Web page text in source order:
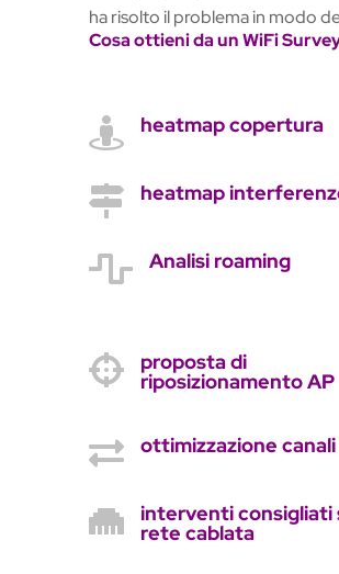
ha risolto il problema in modo
Cosa ottieni da un WiFi
 heatmap copertura
 heatmap
 Analisi roaming
 proposta di
riposizionamento AP
 ottimizzazione canali
 interventi consigliati
rete cablata